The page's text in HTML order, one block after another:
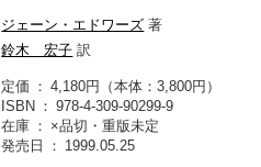
ジェーン・エドワーズ 著
鈴木 宏子 訳
定価
4,180円（本体：3,800円）
ISBN
978-4-309-90299-9
在庫
×品切・重版未定
発売日
1999.05.25